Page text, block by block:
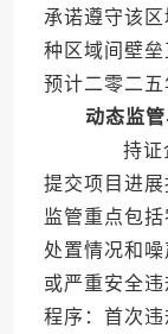
承诺遵守该
种区域间壁垒
预计二零二五
动态监
持证企
提交项目进展
监管重点包
处置情况和
或严重安全
程序：首次